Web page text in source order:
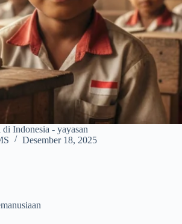
di Indonesia - yayasan
Desember 18, 2025